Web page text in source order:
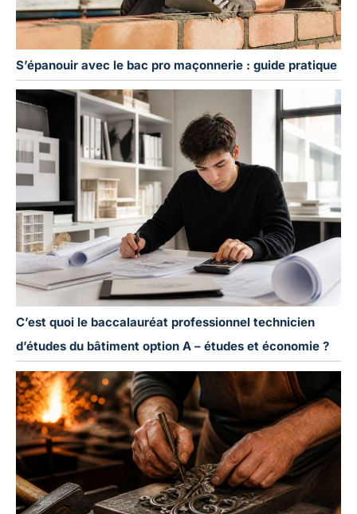
S’épanouir avec le bac pro maçonnerie : guide pratique
C’est quoi le baccalauréat professionnel technicien
d’études du bâtiment option A – études et économie ?